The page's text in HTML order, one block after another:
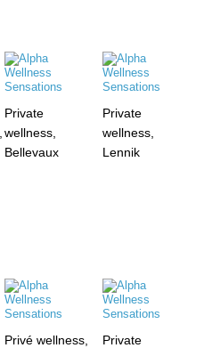
Private
wellness,
Bellevaux
Private
wellness,
Lennik
Privé wellness,
Private